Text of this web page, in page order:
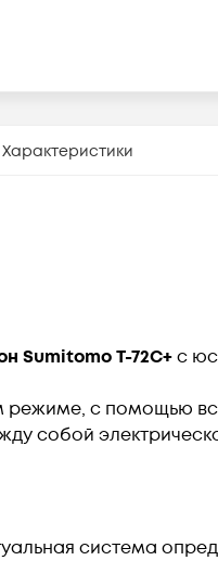
Характеристики
Sumitomo T-72C+с
с помощью
собой
система